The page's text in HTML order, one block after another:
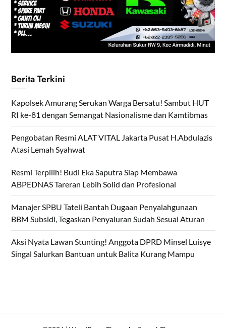
Berita Terkini
Kapolsek Amurang Serukan Warga Bersatu! Sambut HUT
RI ke-81 dengan Semangat Nasionalisme dan Kamtibmas
Pengobatan Resmi ALAT VITAL Jakarta Pusat H.Abdulazis
Atasi Lemah Syahwat
Resmi Terpilih! Budi Eka Saputra Siap Membawa
ABPEDNAS Tareran Lebih Solid dan Profesional
Manajer SPBU Tateli Bantah Dugaan Penyalahgunaan
BBM Subsidi, Tegaskan Penyaluran Sudah Sesuai Aturan
Aksi Nyata Lawan Stunting! Anggota DPRD Minsel Luisye
Singal Salurkan Bantuan untuk Balita Kurang Mampu